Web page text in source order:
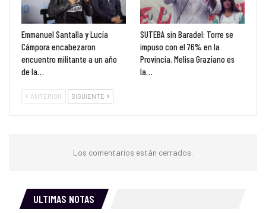
Emmanuel Santalla y Lucía
Cámpora encabezaron
encuentro militante a un año
de la…
SUTEBA sin Baradel: Torre se
impuso con el 76% en la
Provincia. Melisa Graziano es
la…
ANTERIOR SIGUIENTE
Los comentarios están cerrados.
ULTIMAS NOTAS